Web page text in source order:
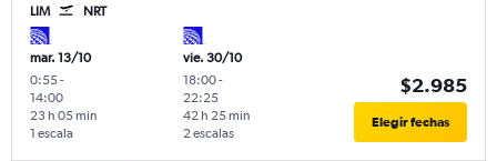
LIM NRT
mar. 13/10
0:55-
14:00
1 escala
23 h 05 min
vie. 30/10
18:00-
22:25
2 escalas
42 h 25 min
$2.985
Elegir fechas